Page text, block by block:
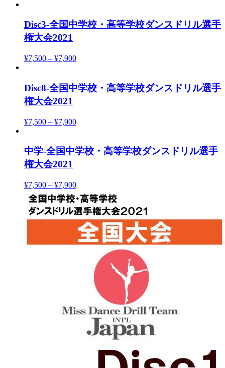
Disc3-全国中学校・高等学校ダンスドリル選手
権大会2021
¥7,500 – ¥7,900
Disc8-全国中学校・高等学校ダンスドリル選手
権大会2021
¥7,500 – ¥7,900
中学-全国中学校・高等学校ダンスドリル選手
権大会2021
¥7,500 – ¥7,900